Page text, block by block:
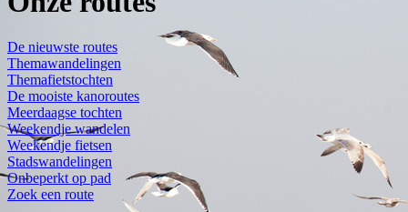
De nieuwste routes
Themawandelingen
Themafietstochten
De mooiste kanoroutes
Meerdaagse tochten
Weekendje wandelen
Weekendje fietsen
Stadswandelingen
Onbeperkt op pad
Zoek een route